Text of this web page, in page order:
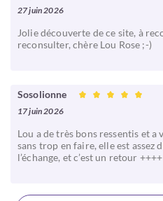
27 juin 2026
Jolie découverte de ce site, à
reconsulter, chère Lou Rose ;-)
Sosolionne
17 juin 2026
Lou a de très bons ressentis et
sans trop en faire, elle est assez
l’échange, et c’est un retour